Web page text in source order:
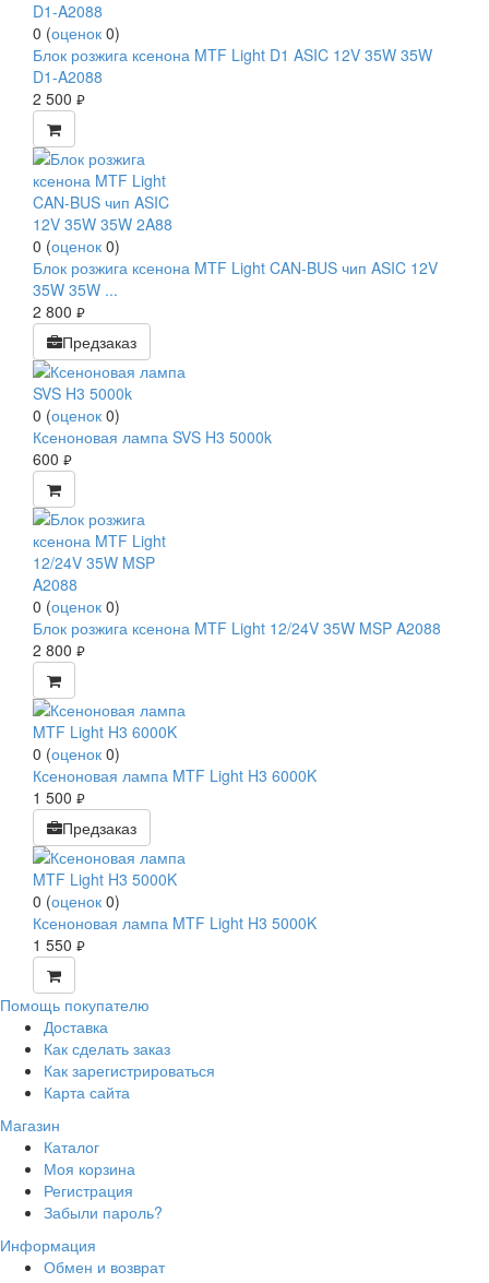
0 (оценок 0)
Блок розжига ксенона MTF Light D1 ASIC 12V 35W 35W
D1-A2088
2 500 руб.
0 (оценок 0)
Блок розжига ксенона MTF Light CAN-BUS чип ASIC 12V
35W 35W ...
2 800 руб.
Предзаказ
0 (оценок 0)
Ксеноновая лампа SVS H3 5000k
600 руб.
0 (оценок 0)
Блок розжига ксенона MTF Light 12/24V 35W MSP A2088
2 800 руб.
0 (оценок 0)
Ксеноновая лампа MTF Light H3 6000K
1 500 руб.
Предзаказ
0 (оценок 0)
Ксеноновая лампа MTF Light H3 5000K
1 550 руб.
Помощь покупателю
Доставка
Как сделать заказ
Как зарегистрироваться
Карта сайта
Магазин
Каталог
Моя корзина
Регистрация
Забыли пароль?
Информация
Обмен и возврат